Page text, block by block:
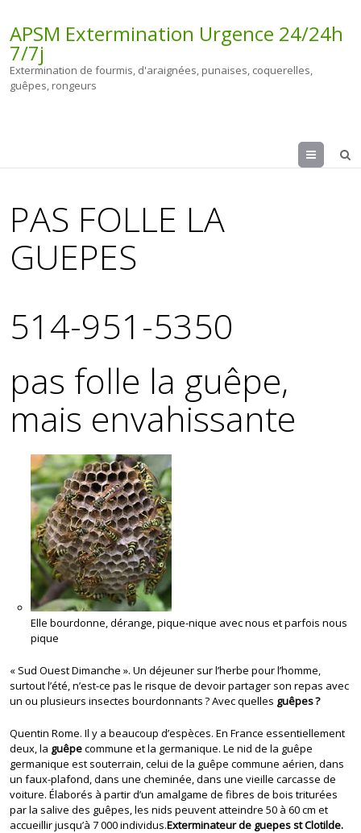
APSM Extermination Urgence 24/24h
7/7j
Extermination de fourmis, d'araignées, punaises, coquerelles,
guêpes, rongeurs
Menu
PAS FOLLE LA
GUEPES
514-951-5350
pas folle la guêpe,
mais envahissante
Elle bourdonne, dérange, pique-nique avec nous et parfois nous
pique
« Sud Ouest Dimanche ». Un déjeuner sur l’herbe pour l’homme,
surtout l’été, n’est-ce pas le risque de devoir partager son repas avec
un ou plusieurs insectes bourdonnants ? Avec quelles guêpes ?
Quentin Rome. Il y a beaucoup d’espèces. En France essentiellement
deux, la guêpecommune et la germanique. Le nid de la guêpe
germanique est souterrain, celui de la guêpe commune aérien, dans
un faux-plafond, dans une cheminée, dans une vieille carcasse de
voiture. Élaborés à partir d’un amalgame de fibres de bois triturées
par la salive des guêpes, les nids peuvent atteindre 50 à 60 cm et
accueillir jusqu’à 7 000 individus.Exterminateur de guepes st Clotilde.